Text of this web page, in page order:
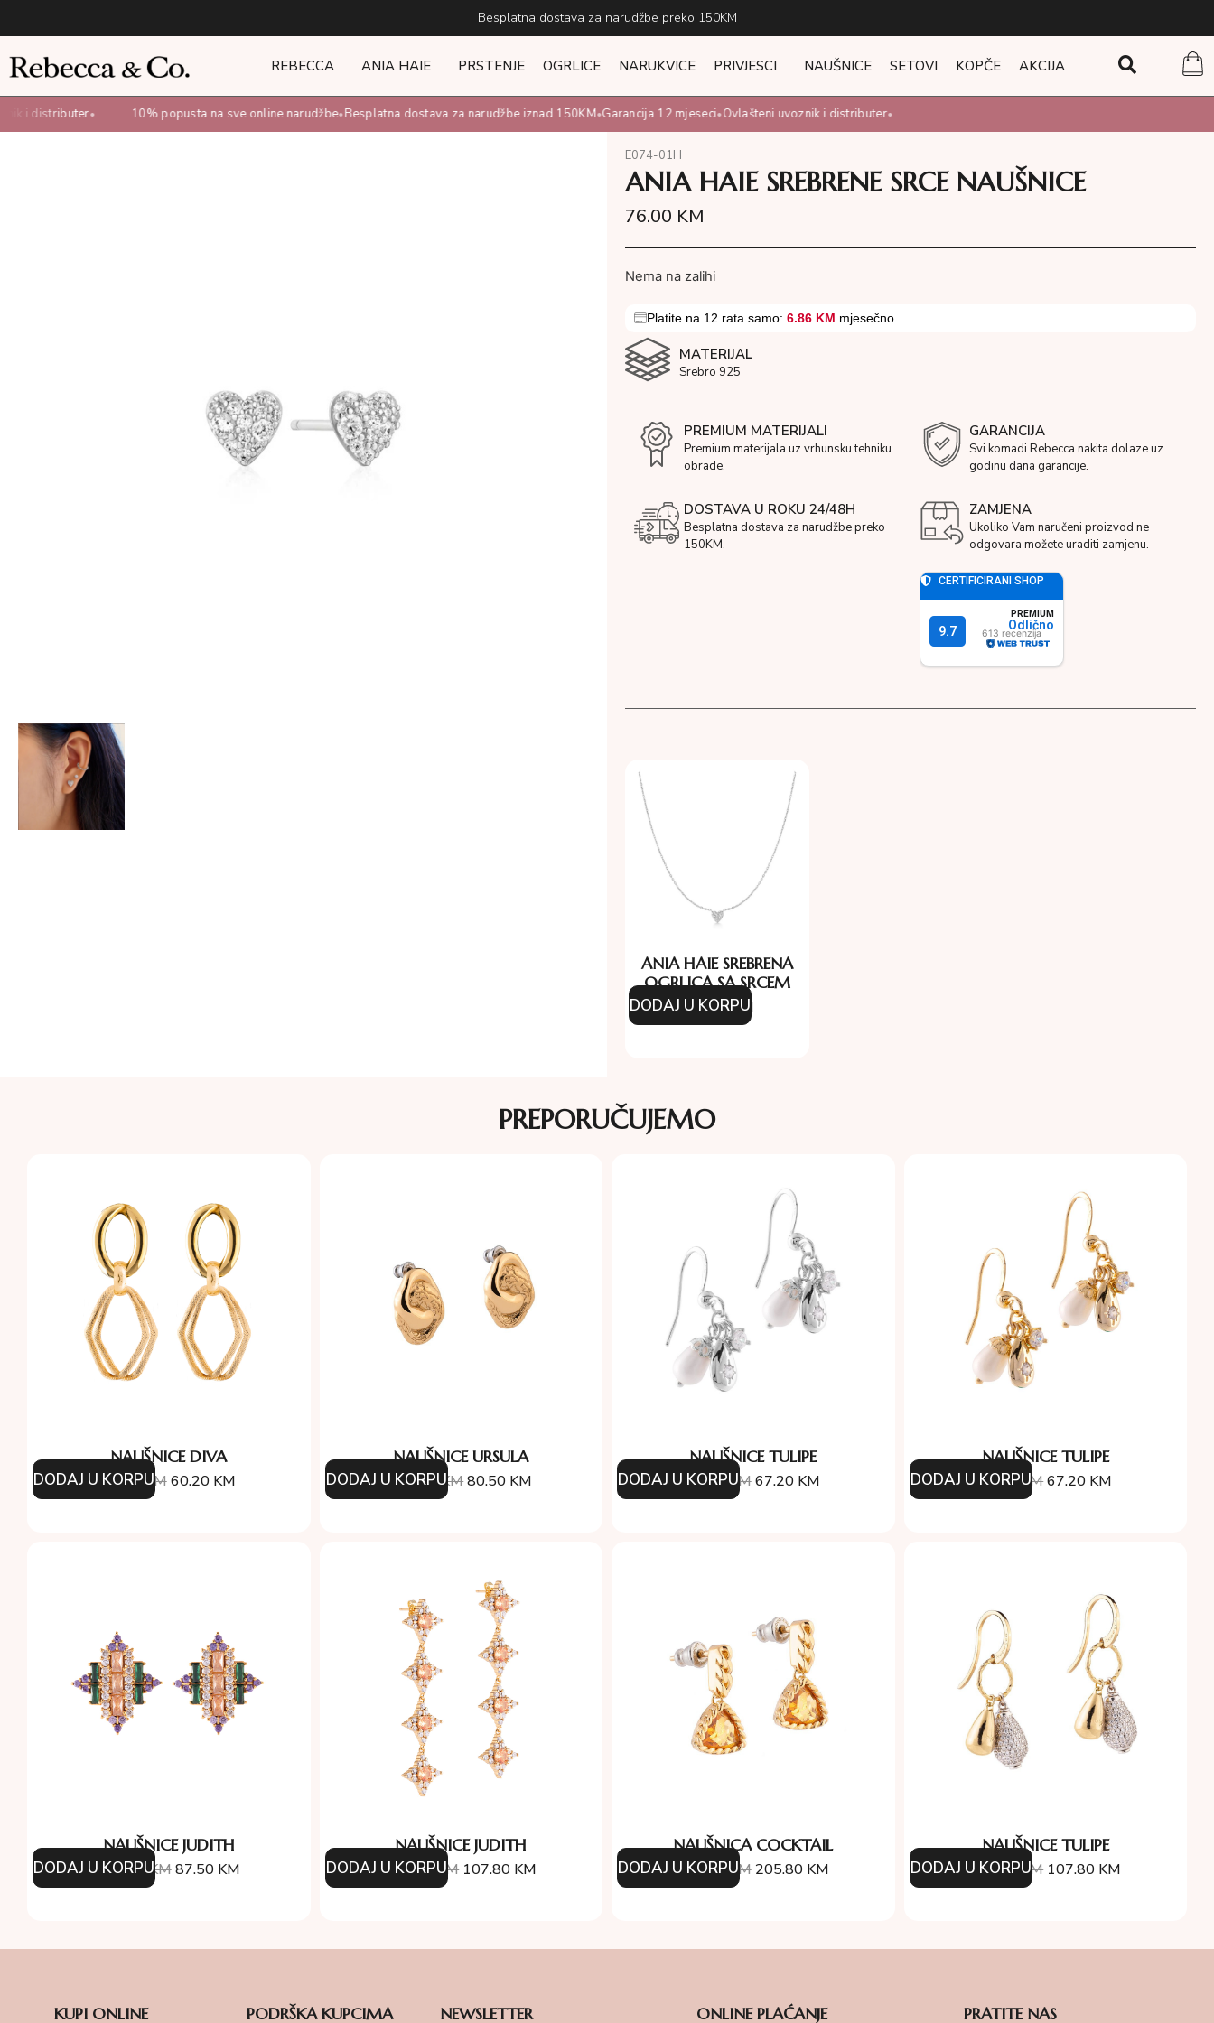
Besplatna dostava za narudžbe preko 150KM
REBECCA ANIA HAIE PRSTENJE OGRLICE NARUKVICE PRIVJESCI NAUŠNICE SETOVI KOPČE AKCIJA
i distributer• 10% popusta na sve online narudžbe•Besplatna dostava za narudžbe iznad 150KM•Garancija 12 mjeseci•Ovlašteni uvoznik i distributer•
E074-01H
ANIA HAIE SREBRENE SRCE NAUŠNICE
76.00 KM
Nema na zalihi
Platite na 12 rata samo: 6.86 KM mjesečno.
MATERIJAL
Srebro 925
PREMIUM MATERIJALI
Premium materijala uz vrhunsku tehniku
obrade.
GARANCIJA
Svi komadi Rebecca nakita dolaze uz
godinu dana garancije.
DOSTAVA U ROKU 24/48H
Besplatna dostava za narudžbe preko
150KM.
ZAMJENA
Ukoliko Vam naručeni proizvod ne
odgovara možete uraditi zamjenu.
ANIA HAIE SREBRENA
OGRLICA SA SRCEM
126.00KM
DODAJ U KORPU
PREPORUČUJEMO
NAUŠNICE DIVA
86.00KM60.20 KM
DODAJ U KORPU
NAUŠNICE URSULA
115.00KM80.50 KM
DODAJ U KORPU
NAUŠNICE TULIPE
96.00KM67.20 KM
DODAJ U KORPU
NAUŠNICE TULIPE
96.00KM67.20 KM
DODAJ U KORPU
NAUŠNICE JUDITH
125.00KM87.50 KM
DODAJ U KORPU
NAUŠNICE JUDITH
154.00KM 107.80 KM
DODAJ U KORPU
NAUŠNICA COCKTAIL
254.00KM 205.80 KM
DODAJ U KORPU
NAUŠNICE TULIPE
154.00KM 107.80 KM
DODAJ U KORPU
KUPI ONLINE PODRŠKA KUPCIMA NEWSLETTER ONLINE PLAĆANJE PRATITE NAS